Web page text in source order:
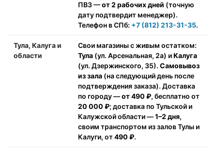
ПВЗ —от 2 рабочих дней (точную
дату подтвердит менеджер).
Телефон в СПб: +7 (812) 213-31-35.
Тула, Калуга и
области
Свои магазины с живым остатком:
Тула (ул. Арсенальная, 2а) иКалуга
(ул. Дзержинского, 35). Самовывоз
из зала (на следующий день после
подтверждения заказа). Доставка
по городу —от 490 ₽, бесплатно от
20 000 ₽; доставка по Тульской и
Калужской области —1–2 дня,
своим транспортом из залов Тулы и
Калуги, от490 ₽.